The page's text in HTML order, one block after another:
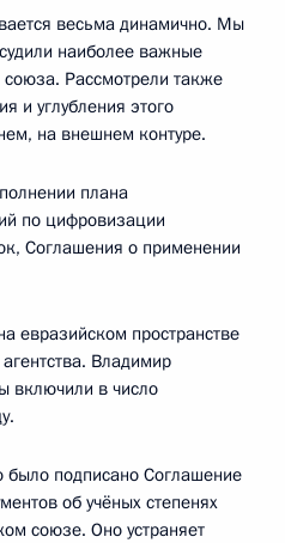
весьма динамично. Мы
наиболее важные
Рассмотрели также
и углубления этого
на внешнем контуре.
плана
по цифровизации
Соглашения о применении
евразийском пространстве
Владимир
включили в число
было подписано Соглашение
об учёных степенях
союзе. Оно устраняет